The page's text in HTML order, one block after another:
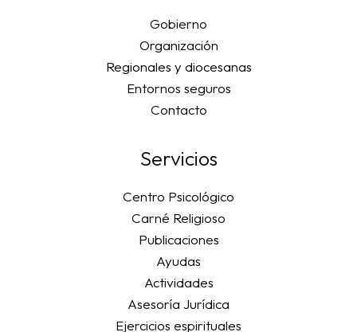
Gobierno
Organización
Regionales y diocesanas
Entornos seguros
Contacto
Servicios
Centro Psicológico
Carné Religioso
Publicaciones
Ayudas
Actividades
Asesoría Jurídica
Ejercicios espirituales